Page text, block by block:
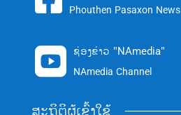
Phouthen Pasaxon News
 ຊ່ອງຂ່າວ "NAmedia"
NAmedia Channel